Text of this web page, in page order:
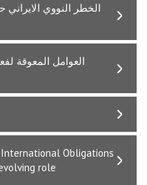
الخطر النووي
العوامل المعوقة
Obligations
role